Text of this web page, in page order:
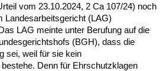
vom 23.10.2024, 2 Ca 107/24) noch
Landesarbeitsgericht (LAG)
LAG meinte unter Berufung auf die
(BGH), dass die
sei, weil für sie kein
Denn für Ehrschutzklagen